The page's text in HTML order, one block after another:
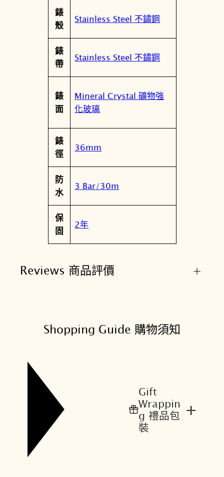
錶
殼
Stainless Steel 不鏽鋼
錶
帶
Stainless Steel 不鏽鋼
錶
面
Mineral Crystal 礦物強
化玻璃
錶
徑
36mm
防
水
3 Bar/30m
保
固
2年
Reviews 商品評價 +
Shopping Guide 購物須知
Gift
Wrappin
g 禮品包
裝
+